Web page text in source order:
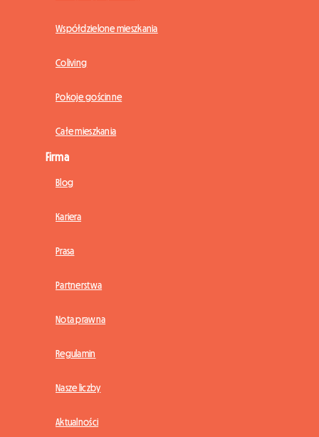
Współdzielone mieszkania
Coliving
Pokoje gościnne
Całe mieszkania
Firma
Blog
Kariera
Prasa
Partnerstwa
Nota prawna
Regulamin
Nasze liczby
Aktualności